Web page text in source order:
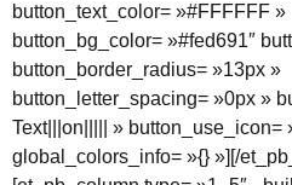
button_text_color= »#FFFFFF »
button_bg_color= »#fed691″
button_border_radius= »13px »
button_letter_spacing= »0px »
Text|||on||||| » button_use_icon=
global_colors_info= »{} »][/